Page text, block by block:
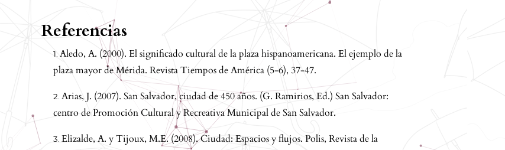
Referencias
Aledo, A. (2000). El significado cultural de la plaza hispanoamericana. El ejemplo de la
plaza mayor de Mérida. Revista Tiempos de América (5-6), 37-47.
Arias, J. (2007). San Salvador, ciudad de 450 años. (G. Ramirios, Ed.) San Salvador:
centro de Promoción Cultural y Recreativa Municipal de San Salvador.
Elizalde, A. y Tijoux, M.E. (2008). Ciudad: Espacios y flujos. Polis, Revista de la